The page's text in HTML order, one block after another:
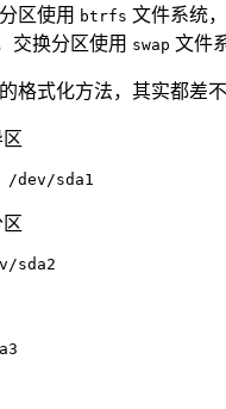
区使用 btrfs 文件系统
交换分区使用 swap 文件
格式化方法，其实都差不